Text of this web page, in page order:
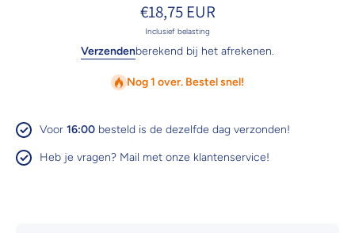
€18,75 EUR
Inclusief belasting
Verzendenberekend bij het afrekenen.
Nog 1 over. Bestel snel!
Voor 16:00 besteld is de dezelfde dag verzonden!
Heb je vragen? Mail met onze klantenservice!